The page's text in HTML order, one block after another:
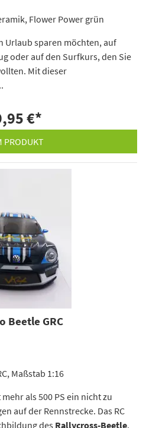
Flower Power grün
Urlaub sparen möchten, auf
oder auf den Surfkurs, den Sie
Mit dieser
€*
PRODUKT
Beetle GRC
Maßstab 1:16
als 500 PS ein nicht zu
auf der Rennstrecke. Das RC
des Rallycross-Beetle.